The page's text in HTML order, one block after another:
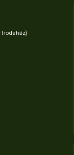
Irodaház)